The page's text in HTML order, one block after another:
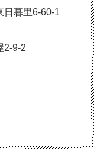
日暮里6-60-1
2-9-2